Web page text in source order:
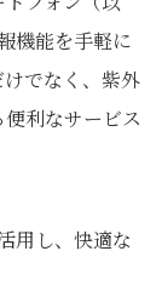
機能を手軽に
でなく、紫外
利なサービス
用し、快適な